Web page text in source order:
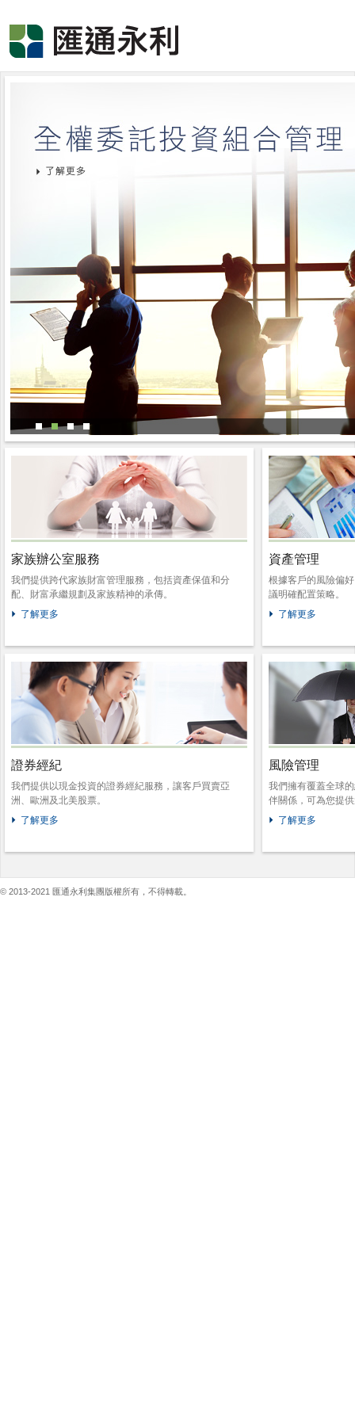
家族辦公室服務
我們提供跨代家族財富管理服務，包括資產保值和分
配、財富承繼規劃及家族精神的承傳。
了解更多
資產管理
根據客戶的風險偏
議明確配置策略。
了解更多
證券經紀
我們提供以現金投資的證券經紀服務，讓客戶買賣亞
洲、歐洲及北美股票。
了解更多
風險管理
我們擁有覆蓋全球
伴關係，可為您提
了解更多
© 2013-2021 匯通永利集團版權所有，不得轉載。